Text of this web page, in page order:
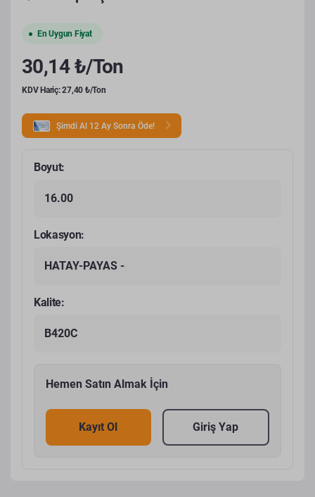
En Uygun Fiyat
30,14 ₺/Ton
KDV Hariç: 27,40 ₺/Ton
Şimdi Al 12 Ay Sonra Öde!
Boyut:
16.00
Lokasyon:
HATAY-PAYAS -
Kalite:
B420C
Hemen Satın Almak İçin
Kayıt Ol Giriş Yap